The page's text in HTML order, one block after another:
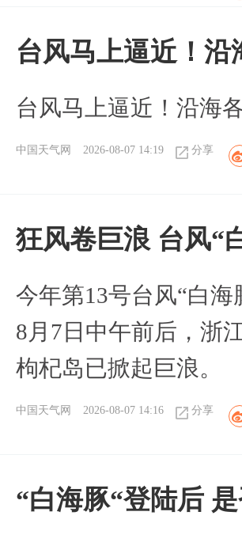
台风马上逼近！
台风马上逼近！沿海
中国天气网 2026-08-07 14:19 分享
狂风卷巨浪 台风“
今年第13号台风“白
8月7日中午前后，浙
枸杞岛已掀起巨浪。
中国天气网 2026-08-07 14:16 分享
“白海豚“登陆后